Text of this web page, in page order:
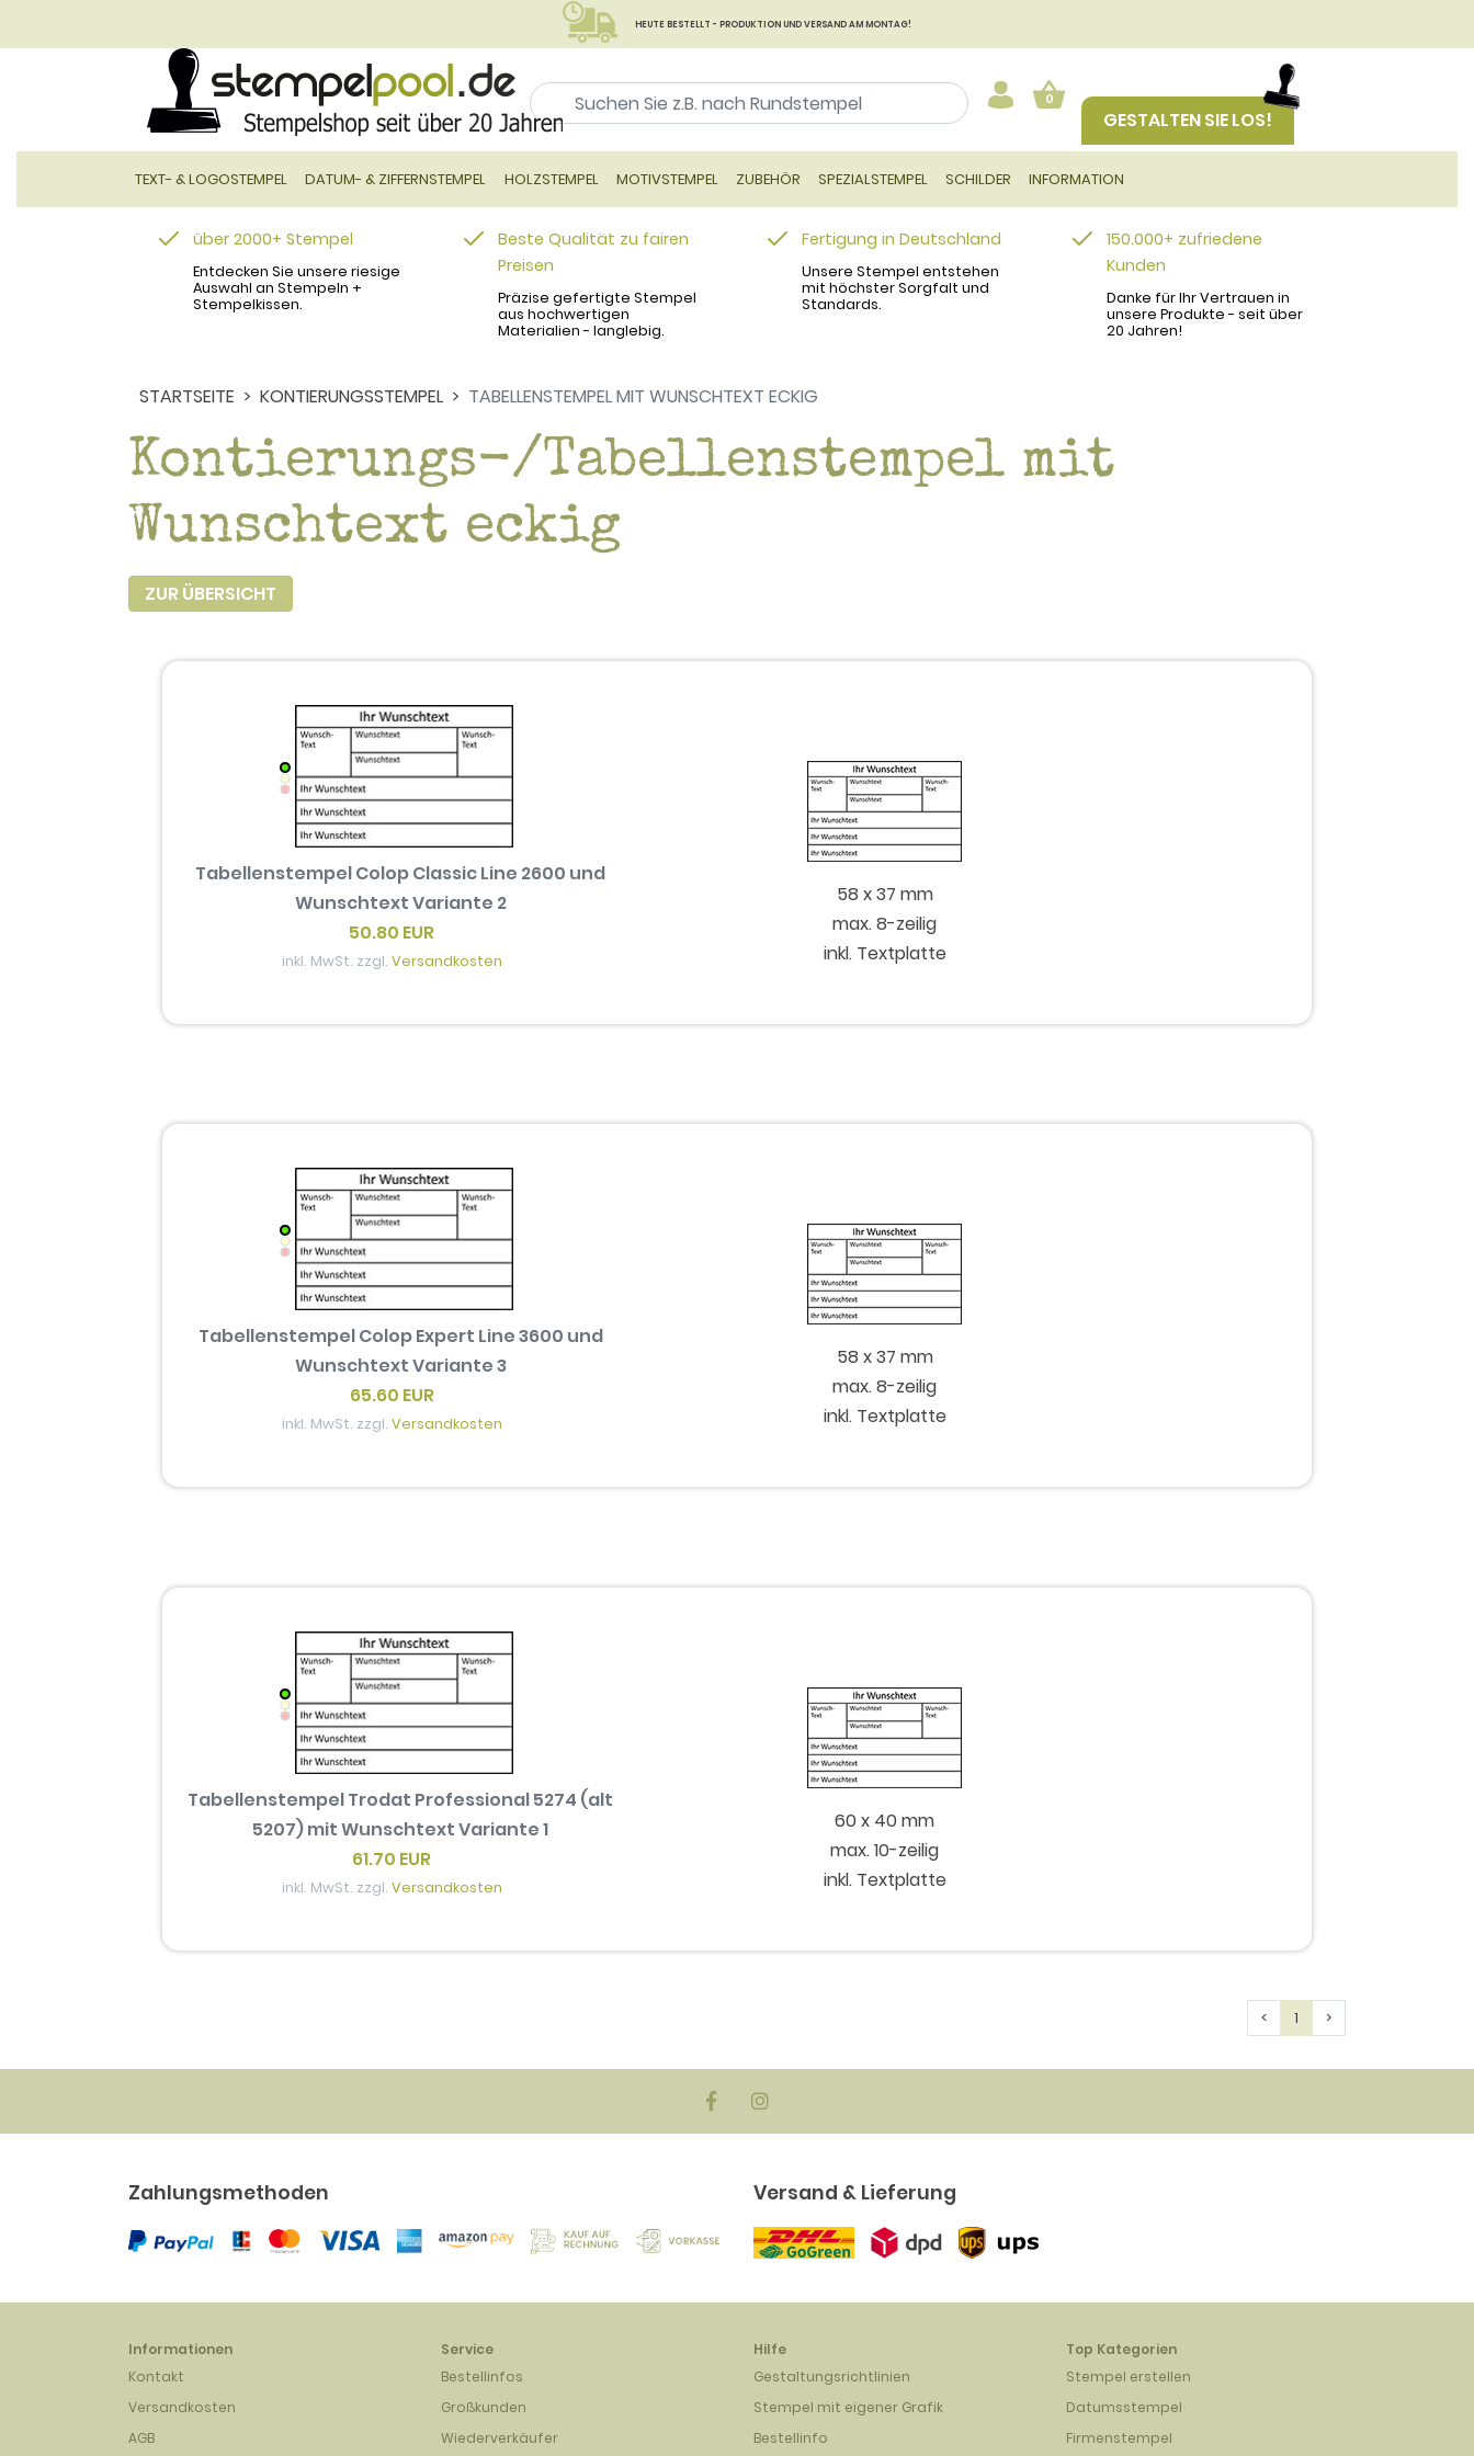
HEUTE BESTELLT - PRODUKTION UND VERSAND AM MONTAG!
0
GESTALTEN SIE LOS!
TEXT- & LOGOSTEMPEL DATUM- & ZIFFERNSTEMPEL HOLZSTEMPEL MOTIVSTEMPEL ZUBEHÖR SPEZIALSTEMPEL SCHILDER INFORMATION
über 2000+ Stempel
Entdecken Sie unsere riesige
Auswahl an Stempeln +
Stempelkissen.
Beste Qualität zu fairen
Preisen
Präzise gefertigte Stempel
aus hochwertigen
Materialien - langlebig.
Fertigung in Deutschland
Unsere Stempel entstehen
mit höchster Sorgfalt und
Standards.
150.000+ zufriedene
Kunden
Danke für Ihr Vertrauen in
unsere Produkte - seit über
20 Jahren!
STARTSEITE KONTIERUNGSSTEMPEL TABELLENSTEMPEL MIT WUNSCHTEXT ECKIG
Kontierungs-/Tabellenstempel mit
Wunschtext eckig
ZUR ÜBERSICHT
Tabellenstempel Colop Classic Line 2600 und
Wunschtext Variante 2
50.80 EUR
inkl. MwSt. zzgl. Versandkosten
58 x 37 mm
max. 8-zeilig
inkl. Textplatte
Tabellenstempel Colop Expert Line 3600 und
Wunschtext Variante 3
65.60 EUR
inkl. MwSt. zzgl. Versandkosten
58 x 37 mm
max. 8-zeilig
inkl. Textplatte
Tabellenstempel Trodat Professional 5274 (alt
5207) mit Wunschtext Variante 1
61.70 EUR
inkl. MwSt. zzgl. Versandkosten
60 x 40 mm
max. 10-zeilig
inkl. Textplatte
<Previous
1 >Next
Zahlungsmethoden Versand & Lieferung
Informationen
Kontakt
Versandkosten
AGB
Service
Bestellinfos
Großkunden
Wiederverkäufer
Hilfe
Gestaltungsrichtlinien
Stempel mit eigener Grafik
Bestellinfo
Top Kategorien
Stempel erstellen
Datumsstempel
Firmenstempel